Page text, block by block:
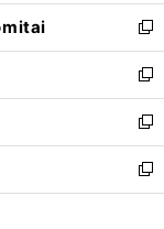
ウ
で
開
く
ン
ド
ウ
で
開
く
ウ
ィ
ン
ド
ウ
で
開
く
し
い
ウ
ィ
ン
ド
ウ
で
開
新
し
い
ウ
ィ
ン
ド
ウ
新
し
い
ウ
ィ
ン
新
し
い
ウ
新
し